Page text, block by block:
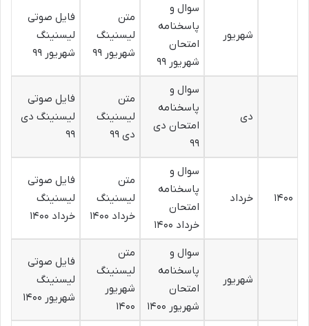
شهریور
سوال و
پاسخنامه
امتحان
شهریور ۹۹
متن
لیسنینگ
شهریور ۹۹
فایل صوتی
لیسنینگ
شهریور ۹۹
دی
سوال و
پاسخنامه
امتحان دی
۹۹
متن
لیسنینگ
دی ۹۹
فایل صوتی
لیسنینگ دی
۹۹
۱۴۰۰ خرداد
سوال و
پاسخنامه
امتحان
خرداد ۱۴۰۰
متن
لیسنینگ
خرداد ۱۴۰۰
فایل صوتی
لیسنینگ
خرداد ۱۴۰۰
شهریور
سوال و
پاسخنامه
امتحان
شهریور ۱۴۰۰
متن
لیسنینگ
شهریور
۱۴۰۰
فایل صوتی
لیسنینگ
شهریور ۱۴۰۰